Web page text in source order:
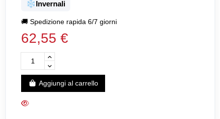
❄️Invernali
🚚Spedizione rapida 6/7 giorni
62,55 €
Aggiungi al carrello